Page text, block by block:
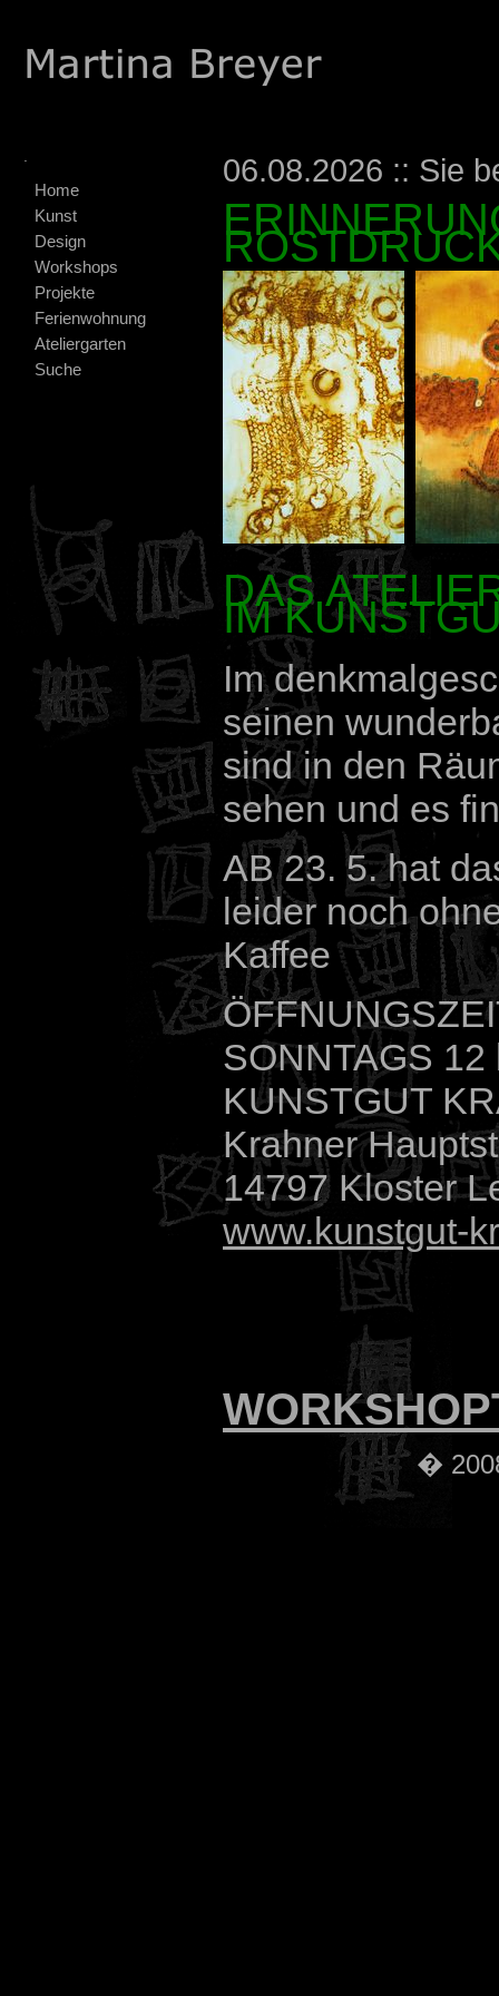
Home
Kunst
Design
Workshops
Projekte
Ferienwohnung
Ateliergarten
Suche
06.08.2026 :: Sie
DAS
IM
Im
seinen
sind in den
sehen und es
AB 23. 5. hat
leider noch
Kaffee
SONNTAGS
KUNSTGUT
Krahner
14797 Kloster
www.kunstgut-
�